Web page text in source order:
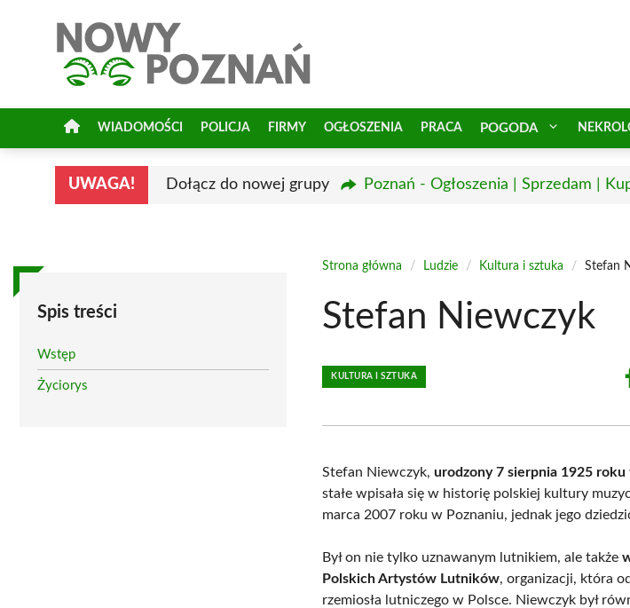
WIADOMOŚCI POLICJA FIRMY OGŁOSZENIA PRACA POGODA
UWAGA! Dołącz do nowej grupy Poznań - Ogłoszenia | Sprzedam |
Spis treści
Wstęp
Życiorys
Strona główna / Ludzie / Kultura i sztuka / Stefan
Stefan Niewczyk
KULTURA I SZTUKA
Stefan Niewczyk,urodzony 7 sierpnia 1925 roku
stałe wpisała się w historię polskiej kultury
marca 2007 roku w Poznaniu, jednak jego
Był on nie tylko uznawanym lutnikiem, ale także
Polskich Artystów Lutników, organizacji, która
rzemiosła lutniczego w Polsce. Niewczyk był